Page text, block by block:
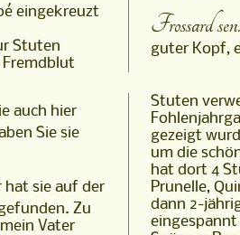
eingekreuzt
Stuten
Fremdblut
Frossard
guter Kopf,
auch hier
Sie sie
hat sie auf der
Zu
Vater
Stuten
gezeigt
um die
hat dort 4
Elsie. Er hat sie
dann 2-